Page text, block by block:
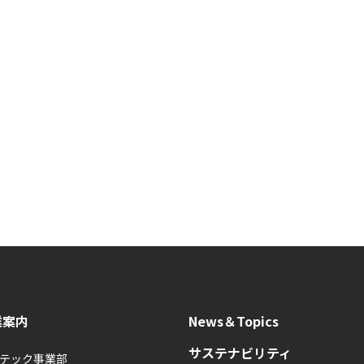
内
ック事業部
News＆Topics
サステナビリティ